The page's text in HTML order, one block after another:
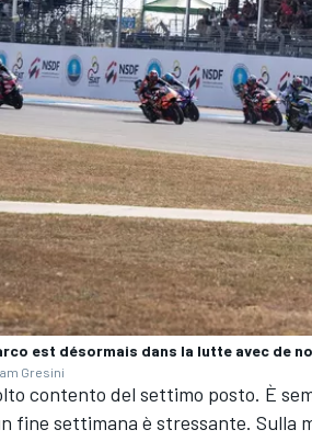
est désormais dans la lutte avec de
Gresini
contento del settimo posto. È
fine settimana è stressante. Sulla